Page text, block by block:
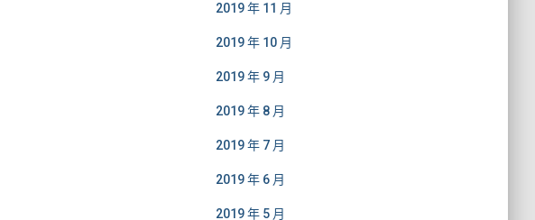
2019 年 11 月
2019 年 10 月
2019 年 9 月
2019 年 8 月
2019 年 7 月
2019 年 6 月
2019 年 5 月